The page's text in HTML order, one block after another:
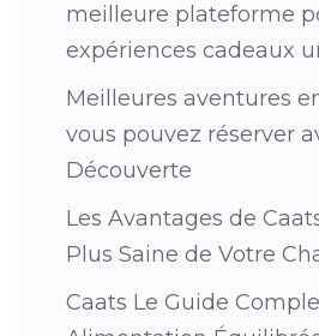
meilleure plateforme
expériences cadeaux
Meilleures aventures
vous pouvez réserver
Découverte
Les Avantages de
Plus Saine de Votre
Caats Le Guide